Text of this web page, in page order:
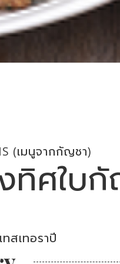
(เมนูจากกัญชา)
ทิศใบ
ทสเทอราปี